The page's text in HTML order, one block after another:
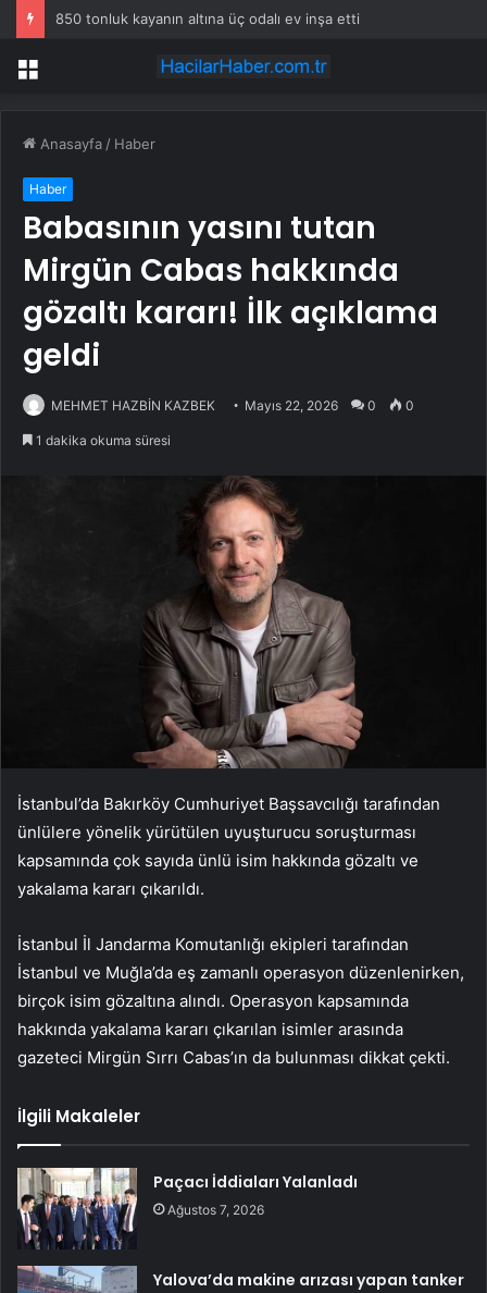
850 tonluk kayanın altına üç odalı ev inşa etti
Menü
Anasayfa / Haber
Haber
Babasının yasını tutan
Mirgün Cabas hakkında
gözaltı kararı! İlk açıklama
geldi
MEHMET HAZBİN KAZBEK Mayıs 22, 2026 0 0
1 dakika okuma süresi
İstanbul’da Bakırköy Cumhuriyet Başsavcılığı tarafından
ünlülere yönelik yürütülen uyuşturucu soruşturması
kapsamında çok sayıda ünlü isim hakkında gözaltı ve
yakalama kararı çıkarıldı.
İstanbul İl Jandarma Komutanlığı ekipleri tarafından
İstanbul ve Muğla’da eş zamanlı operasyon düzenlenirken,
birçok isim gözaltına alındı. Operasyon kapsamında
hakkında yakalama kararı çıkarılan isimler arasında
gazeteci Mirgün Sırrı Cabas’ın da bulunması dikkat çekti.
İlgili Makaleler
Paçacı İddiaları Yalanladı
Ağustos 7, 2026
Yalova’da makine arızası yapan tanker